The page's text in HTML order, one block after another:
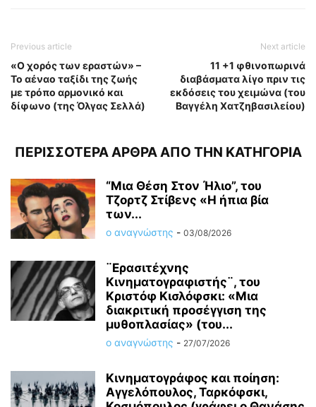
Previous article
«Ο χορός των εραστών» –
Το αέναο ταξίδι της ζωής
με τρόπο αρμονικό και
δίφωνο (της Όλγας Σελλά)
Next article
11 +1 φθινοπωρινά
διαβάσματα λίγο πριν τις
εκδόσεις του χειμώνα (του
Βαγγέλη Χατζηβασιλείου)
ΠΕΡΙΣΣΟΤΕΡΑ ΑΡΘΡΑ ΑΠΟ ΤΗΝ ΚΑΤΗΓΟΡΙΑ
“Μια Θέση Στον Ήλιο”, του
Τζορτζ Στίβενς «Η ήπια βία
των...
ο αναγνώστης - 03/08/2026
¨Ερασιτέχνης
Κινηματογραφιστής¨, του
Κριστόφ Κισλόφσκι: «Μια
διακριτική προσέγγιση της
μυθοπλασίας» (του...
ο αναγνώστης - 27/07/2026
Κινηματογράφος και ποίηση:
Αγγελόπουλος, Ταρκόφσκι,